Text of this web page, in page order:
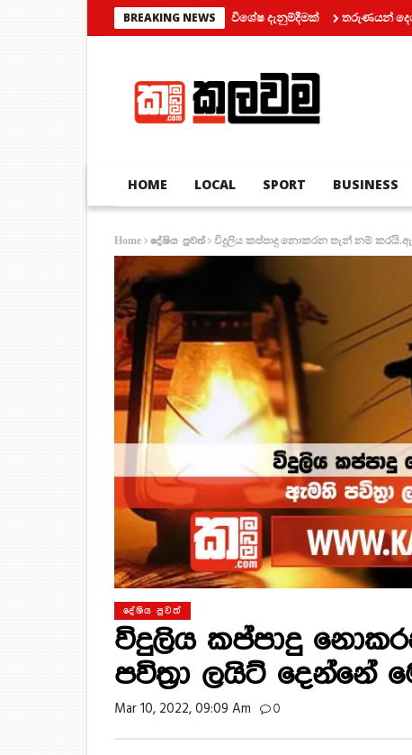
BREAKING NEWS
රථ ප්‍රවාහන දෙපාර්තමේන්තුවෙන් විශේෂ දැනුම්දීමක් තරුණයන් දෙදෙනෙක්
HOME LOCAL SPORT BUSINESS
Home දේශිය පුවත් විදුලිය කප්පාදු නොකරන තැන් නම්
දේශිය පුවත්
විදුලිය කප්පාදු
පවිත්‍රා ලයිට් දෙන්නේ
Mar 10, 2022, 09:09 Am 0